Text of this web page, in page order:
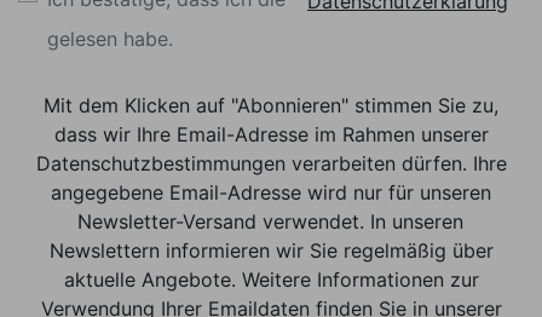
gelesen habe.
Mit dem Klicken auf "Abonnieren" stimmen Sie zu,
dass wir Ihre Email-Adresse im Rahmen unserer
Datenschutzbestimmungen verarbeiten dürfen. Ihre
angegebene Email-Adresse wird nur für unseren
Newsletter-Versand verwendet. In unseren
Newslettern informieren wir Sie regelmäßig über
aktuelle Angebote. Weitere Informationen zur
Verwendung Ihrer Emaildaten finden Sie in unserer